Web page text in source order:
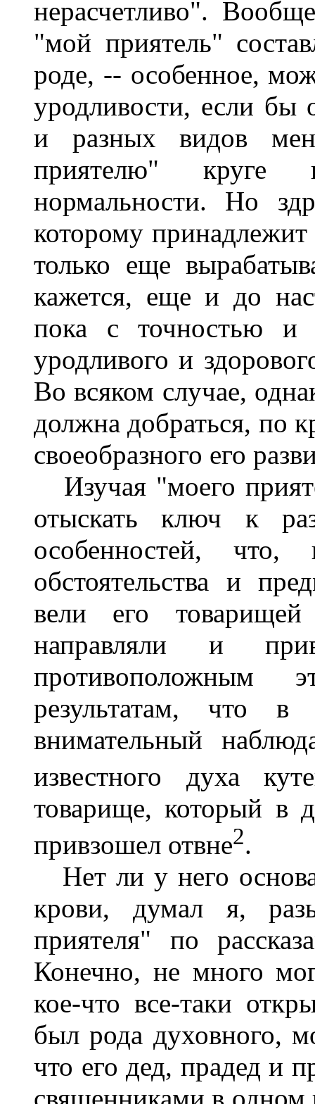
нерасчетливо".
"мой приятель"
роде, -- особенное,
уродливости, если бы
и разных видов
приятелю" круге
нормальности. Но
которому
только еще
кажется, еще и до
пока с точностью и
уродливого и
Во всяком случае,
должна добраться, по
своеобразного его
Изучая "моего
отыскать ключ к
особенностей,
обстоятельства и
вели его
направляли и
результатам, что в
внимательный
известного духа
товарище, который в
привзошел отвне2.
Нет ли у него
крови, думал я,
приятеля" по
Конечно, не много
кое-что все-таки
был рода духовного,
что его дед, прадед и
священниками в одном